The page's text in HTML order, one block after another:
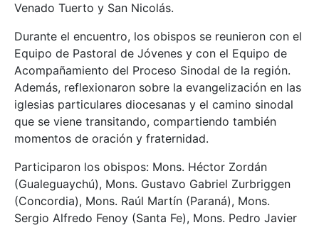
Venado Tuerto y San Nicolás.
Durante el encuentro, los obispos se reunieron con el
Equipo de Pastoral de Jóvenes y con el Equipo de
Acompañamiento del Proceso Sinodal de la región.
Además, reflexionaron sobre la evangelización en las
iglesias particulares diocesanas y el camino sinodal
que se viene transitando, compartiendo también
momentos de oración y fraternidad.
Participaron los obispos: Mons. Héctor Zordán
(Gualeguaychú), Mons. Gustavo Gabriel Zurbriggen
(Concordia), Mons. Raúl Martín (Paraná), Mons.
Sergio Alfredo Fenoy (Santa Fe), Mons. Pedro Javier